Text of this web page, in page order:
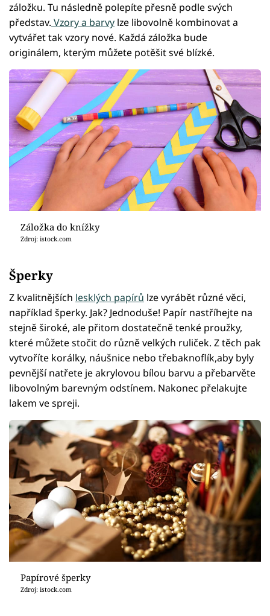
záložku. Tu následně polepíte přesně podle svých
představ. Vzory a barvy lze libovolně kombinovat a
vytvářet tak vzory nové. Každá záložka bude
originálem, kterým můžete potěšit své blízké.
Záložka do knížky
Zdroj: istock.com
Šperky
Z kvalitnějších lesklých papírů lze vyrábět různé věci,
například šperky. Jak? Jednoduše! Papír nastříhejte na
stejně široké, ale přitom dostatečně tenké proužky,
které můžete stočit do různě velkých ruliček. Z těch pak
vytvoříte korálky, náušnice nebo třebaknoflík,aby byly
pevnější natřete je akrylovou bílou barvu a přebarvěte
libovolným barevným odstínem. Nakonec přelakujte
lakem ve spreji.
Papírové šperky
Zdroj: istock.com